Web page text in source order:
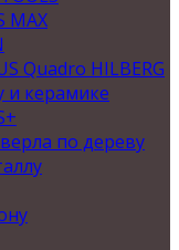
MAX
Quadro HILBERG
и керамике
по дереву